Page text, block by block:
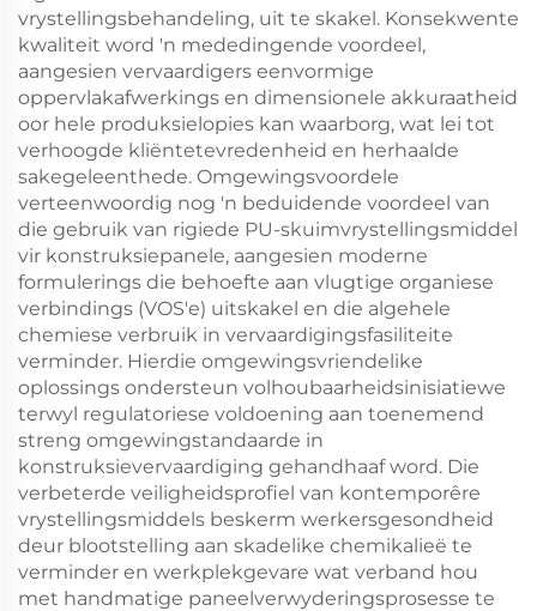
vrystellingsbehandeling, uit te skakel. Konsekwente
kwaliteit word 'n mededingende voordeel,
aangesien vervaardigers eenvormige
oppervlakafwerkings en dimensionele akkuraatheid
oor hele produksielopies kan waarborg, wat lei tot
verhoogde kliëntetevredenheid en herhaalde
sakegeleenthede. Omgewingsvoordele
verteenwoordig nog 'n beduidende voordeel van
die gebruik van rigiede PU-skuimvrystellingsmiddel
vir konstruksiepanele, aangesien moderne
formulerings die behoefte aan vlugtige organiese
verbindings (VOS'e) uitskakel en die algehele
chemiese verbruik in vervaardigingsfasiliteite
verminder. Hierdie omgewingsvriendelike
oplossings ondersteun volhoubaarheidsinisiatiewe
terwyl regulatoriese voldoening aan toenemend
streng omgewingstandaarde in
konstruksievervaardiging gehandhaaf word. Die
verbeterde veiligheidsprofiel van kontemporêre
vrystellingsmiddels beskerm werkersgesondheid
deur blootstelling aan skadelike chemikalieë te
verminder en werkplekgevare wat verband hou
met handmatige paneelverwyderingsprosesse te